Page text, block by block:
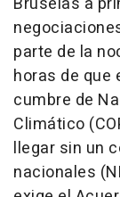
parte de la
horas de que
cumbre de
Climático
llegar sin un
nacionales